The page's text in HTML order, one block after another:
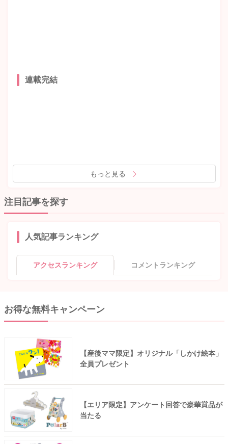
連載完結
もっと見る
注目記事を探す
人気記事ランキング
アクセスランキング コメントランキング
お得な無料キャンペーン
【産後ママ限定】オリジナル「しかけ絵本」
全員プレゼント
【エリア限定】アンケート回答で豪華賞品が
当たる